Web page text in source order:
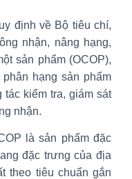
định về Bộ tiêu chí,
nhận, nâng hạng,
sản phẩm (OCOP),
hạng sản phẩm
tác kiểm tra, giám sát
nhận.
là sản phẩm đặc
đặc trưng của địa
theo tiêu chuẩn gắn